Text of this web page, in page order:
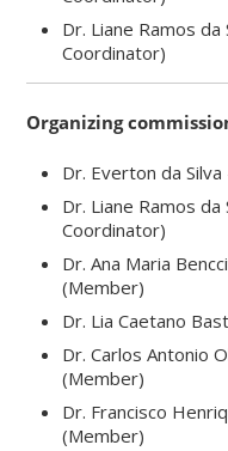
Dr. Liane Ramos da
Coordinator)
Organizing
Dr. Everton da
Dr. Liane Ramos da
Coordinator)
Dr. Ana Maria
(Member)
Dr. Lia Caetano
Dr. Carlos Antonio
(Member)
Dr. Francisco
(Member)